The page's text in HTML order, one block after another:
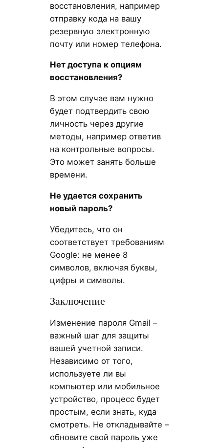
восстановления, например
отправку кода на вашу
резервную электронную
почту или номер телефона.
Нет доступа к опциям
восстановления?
В этом случае вам нужно
будет подтвердить свою
личность через другие
методы, например ответив
на контрольные вопросы.
Это может занять больше
времени.
Не удается сохранить
новый пароль?
Убедитесь, что он
соответствует требованиям
Google: не менее 8
символов, включая буквы,
цифры и символы.
Заключение
Изменение пароля Gmail –
важный шаг для защиты
вашей учетной записи.
Независимо от того,
используете ли вы
компьютер или мобильное
устройство, процесс будет
простым, если знать, куда
смотреть. Не откладывайте –
обновите свой пароль уже